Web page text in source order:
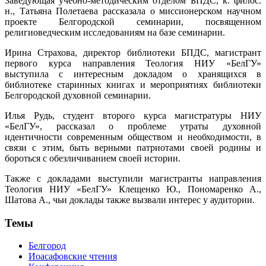
н., Татьяна Полетаева рассказала о миссионерском научном
проекте Белгородской семинарии, посвященном
религиоведческим исследованиям на базе семинарии.
Ирина Страхова, директор библиотеки БПДС, магистрант
первого курса направления Теология НИУ «БелГУ»
выступила с интересным докладом о хранящихся в
библиотеке старинных книгах и мероприятиях библиотеки
Белгородской духовной семинарии.
Илья Рудь, студент второго курса магистратуры НИУ
«БелГУ», рассказал о проблеме утраты духовной
идентичности современным обществом и необходимости, в
связи с этим, быть верными патриотами своей родины и
бороться с обезличиванием своей истории.
Также с докладами выступили магистранты направления
Теология НИУ «БелГУ» Клещенко Ю., Пономаренко А.,
Шатова А., чьи доклады также вызвали интерес у аудитории.
Темы
Белгород
Иоасафовские чтения